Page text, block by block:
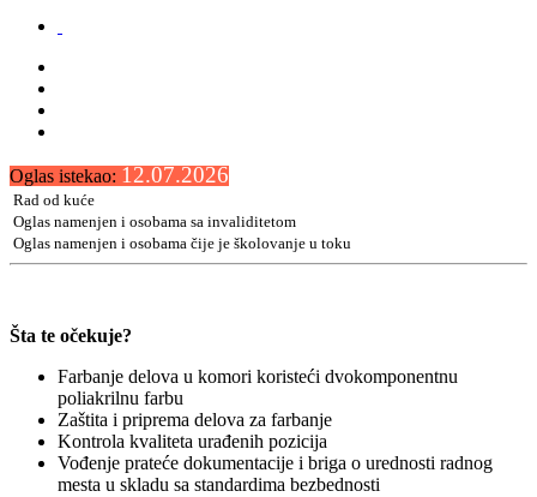
Oglas istekao: 12.07.2026
Rad od kuće
Oglas namenjen i osobama sa invaliditetom
Oglas namenjen i osobama čije je školovanje u toku
Šta te očekuje?
Farbanje delova u komori koristeći dvokomponentnu
poliakrilnu farbu
Zaštita i priprema delova za farbanje
Kontrola kvaliteta urađenih pozicija
Vođenje prateće dokumentacije i briga o urednosti radnog
mesta u skladu sa standardima bezbednosti